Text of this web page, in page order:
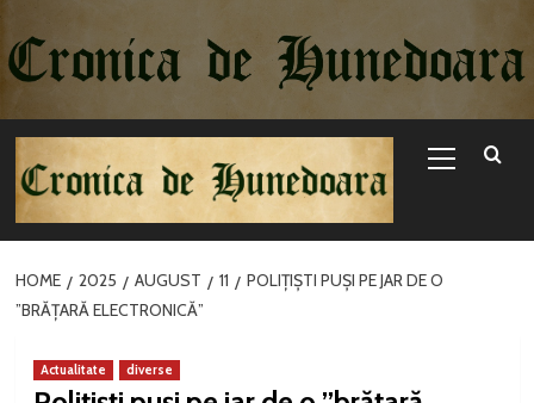
la
conținut
Menu
HOME 2025 AUGUST 11
POLIȚIȘTI PUȘI PE JAR DE O
”BRĂȚARĂ ELECTRONICĂ”
Actualitate diverse